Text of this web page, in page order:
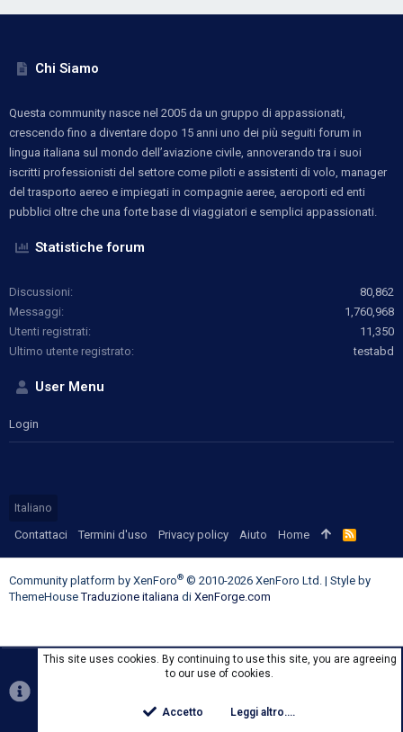
Chi Siamo
Questa community nasce nel 2005 da un gruppo di appassionati,
crescendo fino a diventare dopo 15 anni uno dei più seguiti forum in
lingua italiana sul mondo dell’aviazione civile, annoverando tra i suoi
iscritti professionisti del settore come piloti e assistenti di volo, manager
del trasporto aereo e impiegati in compagnie aeree, aeroporti ed enti
pubblici oltre che una forte base di viaggiatori e semplici appassionati.
Statistiche forum
Discussioni
80,862
Messaggi
1,760,968
Utenti registrati
11,350
Ultimo utente registrato
testabd
User Menu
Login
Italiano
Contattaci
Termini d'uso Privacy policy Aiuto Home
R
S
Community platform by XenForo® © 2010-2026 XenForo Ltd. | Style by
ThemeHouse Traduzione italiana di XenForge.com
This site uses cookies. By continuing to use this site, you are agreeing
to our use of cookies.
Accetto Leggi altro....